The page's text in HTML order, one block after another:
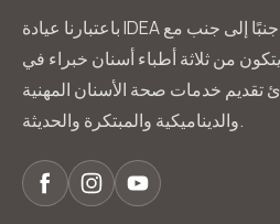
باعتبارنا عيادة IDEA لصحة الفم والأسنان، جنبًا إلى جنب مع
من ثلاثة أطباء أسنان خبراء في
تقديم خدمات صحة الأسنان المهنية
والديناميكية والمبتكرة والحديثة.